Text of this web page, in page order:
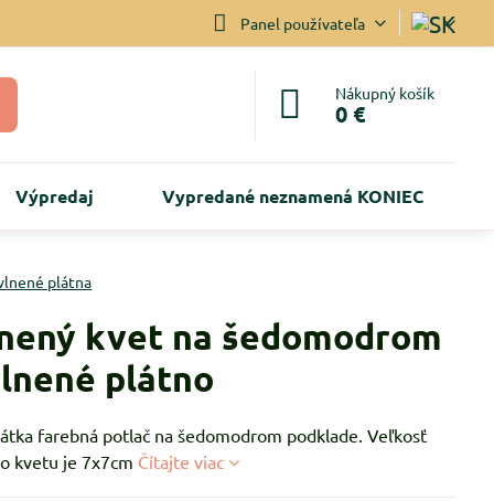
Panel používateľa
Nákupný košík
0 €
Výpredaj Vypredané neznamená KONIEC
plátna
kvet na šedomodrom
plátno
farebná potlač na šedomodrom podklade. Veľkosť
kvetu je 7x7cm Čítajte viac